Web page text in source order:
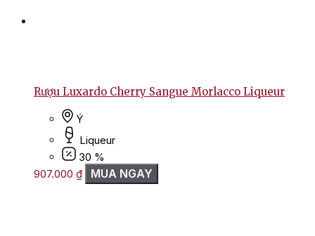
Rượu Luxardo Cherry Sangue Morlacco Liqueur
Ý
Liqueur
30 %
907.000 ₫ MUA NGAY